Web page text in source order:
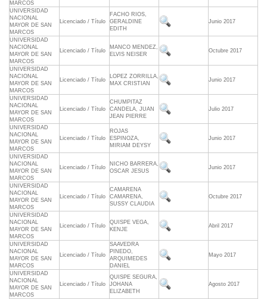
MARCOS
UNIVERSIDAD
NACIONAL
MAYOR DE SAN
MARCOS
Licenciado / Título
FACHO RIOS,
GERALDINE
EDITH
Junio 2017
UNIVERSIDAD
NACIONAL
MAYOR DE SAN
MARCOS
Licenciado / Título
MANCO MENDEZ,
ELVIS NEISER
Octubre 2017
UNIVERSIDAD
NACIONAL
MAYOR DE SAN
MARCOS
Licenciado / Título
LOPEZ ZORRILLA,
MAX CRISTIAN
Junio 2017
UNIVERSIDAD
NACIONAL
MAYOR DE SAN
MARCOS
Licenciado / Título
CHUMPITAZ
CANDELA, JUAN
JEAN PIERRE
Julio 2017
UNIVERSIDAD
NACIONAL
MAYOR DE SAN
MARCOS
Licenciado / Título
ROJAS
ESPINOZA,
MIRIAM DEYSY
Junio 2017
UNIVERSIDAD
NACIONAL
MAYOR DE SAN
MARCOS
Licenciado / Título
NICHO BARRERA,
OSCAR JESUS
Junio 2017
UNIVERSIDAD
NACIONAL
MAYOR DE SAN
MARCOS
Licenciado / Título
CAMARENA
CAMARENA,
SUSSY CLAUDIA
Octubre 2017
UNIVERSIDAD
NACIONAL
MAYOR DE SAN
MARCOS
Licenciado / Título
QUISPE VEGA,
KENJE
Abril 2017
UNIVERSIDAD
NACIONAL
MAYOR DE SAN
MARCOS
Licenciado / Título
SAAVEDRA
PINEDO,
ARQUIMEDES
DANIEL
Mayo 2017
UNIVERSIDAD
NACIONAL
MAYOR DE SAN
MARCOS
Licenciado / Título
QUISPE SEGURA,
JOHANA
ELIZABETH
Agosto 2017